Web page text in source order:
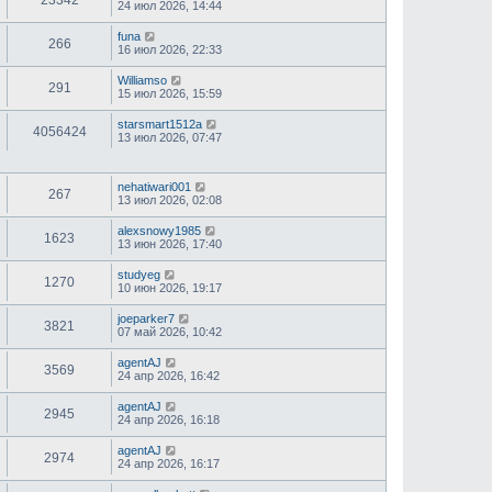
24 июл 2026, 14:44
266
funa
16 июл 2026, 22:33
291
Williamso
15 июл 2026, 15:59
4056424
starsmart1512a
13 июл 2026, 07:47
267
nehatiwari001
13 июл 2026, 02:08
1623
alexsnowy1985
13 июн 2026, 17:40
1270
studyeg
10 июн 2026, 19:17
3821
joeparker7
07 май 2026, 10:42
3569
agentAJ
24 апр 2026, 16:42
2945
agentAJ
24 апр 2026, 16:18
2974
agentAJ
24 апр 2026, 16:17